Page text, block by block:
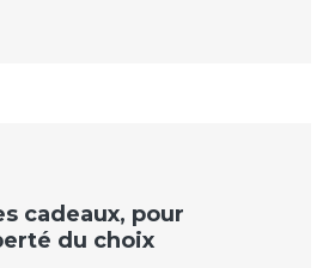
cadeaux, pour
du choix